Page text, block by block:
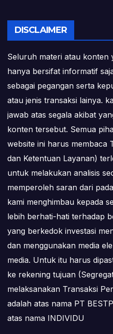
DISCLAIMER
Seluruh materi atau konten
hanya bersifat informatif
sebagai pegangan serta
atau jenis transaksi lainya.
jawab atas segala akibat
konten tersebut. Semua
website ini harus membaca
dan Ketentuan Layanan)
untuk melakukan analisis
memperoleh saran dari
kami menghimbau kepada
lebih berhati-hati terhadap
yang berkedok investasi
dan menggunakan media
media. Untuk itu harus
ke rekening tujuan
melaksanakan Transaksi
adalah atas nama PT
atas nama INDIVIDU